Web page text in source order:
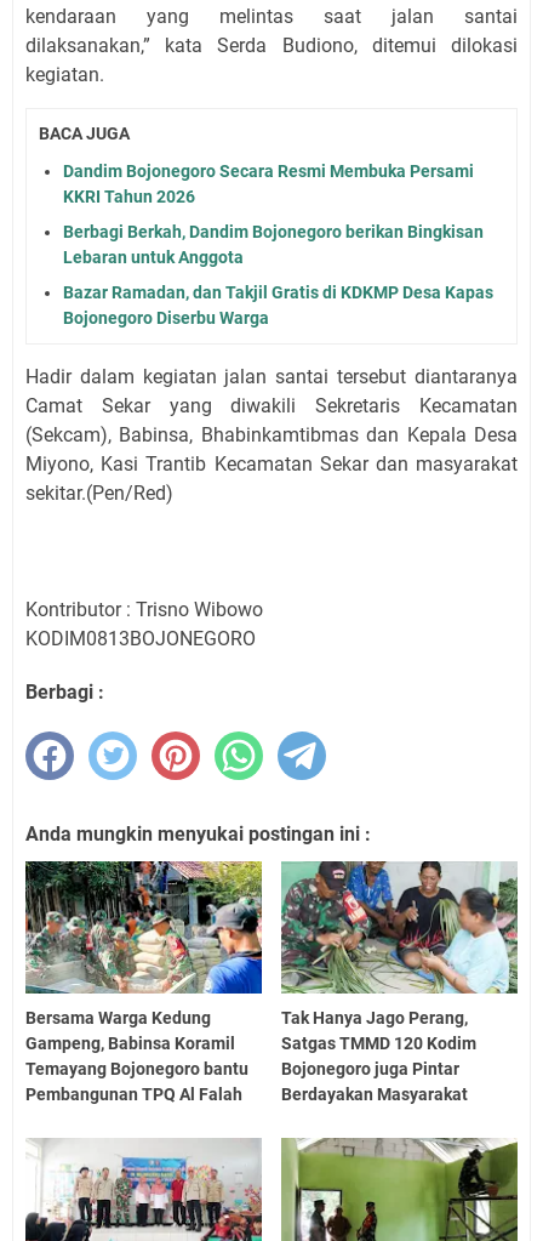
kendaraan yang melintas saat jalan santai
dilaksanakan,” kata Serda Budiono, ditemui dilokasi
kegiatan.
BACA JUGA
Dandim Bojonegoro Secara Resmi Membuka Persami
KKRI Tahun 2026
Berbagi Berkah, Dandim Bojonegoro berikan Bingkisan
Lebaran untuk Anggota
Bazar Ramadan, dan Takjil Gratis di KDKMP Desa Kapas
Bojonegoro Diserbu Warga
Hadir dalam kegiatan jalan santai tersebut diantaranya
Camat Sekar yang diwakili Sekretaris Kecamatan
(Sekcam), Babinsa, Bhabinkamtibmas dan Kepala Desa
Miyono, Kasi Trantib Kecamatan Sekar dan masyarakat
sekitar.(Pen/Red)
Kontributor : Trisno Wibowo
KODIM0813BOJONEGORO
Berbagi :
Anda mungkin menyukai postingan ini :
Bersama Warga Kedung
Gampeng, Babinsa Koramil
Temayang Bojonegoro bantu
Pembangunan TPQ Al Falah
Tak Hanya Jago Perang,
Satgas TMMD 120 Kodim
Bojonegoro juga Pintar
Berdayakan Masyarakat